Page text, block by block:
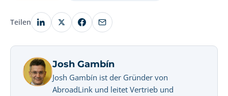
Teilen
Josh Gambín
Josh Gambín ist der Gründer von
AbroadLink und leitet Vertrieb und